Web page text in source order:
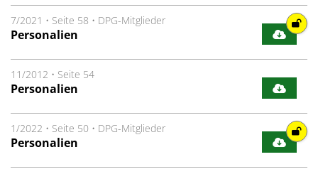
7/2021 • Seite 58 • DPG-Mitglieder
Personalien
11/2012 • Seite 54
Personalien
1/2022 • Seite 50 • DPG-Mitglieder
Personalien